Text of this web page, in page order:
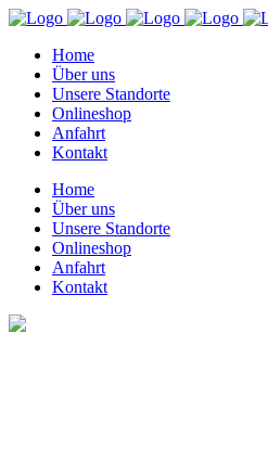
Home
Über uns
Unsere Standorte
Onlineshop
Anfahrt
Kontakt
Home
Über uns
Unsere Standorte
Onlineshop
Anfahrt
Kontakt